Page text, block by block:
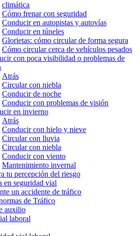
climática
Cómo frenar con seguridad
Conducir en autopistas y autovías
Conducir en túneles
Glorietas: cómo circular de forma segura
Cómo circular cerca de vehículos pesados
con poca visibilidad o problemas de
Atrás
Circular con niebla
Conducir de noche
Conducir con problemas de visión
en invierno
Atrás
Conducir con hielo y nieve
Circular con lluvia
Circular con niebla
Conducir con viento
Mantenimiento invernal
tu percepción del riesgo
en seguridad vial
un accidente de tráfico
de Tráfico
auxilio
laboral